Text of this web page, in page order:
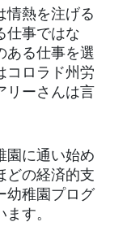
情熱を注げる
仕事ではな
ある仕事を選
コロラド州労
リーさんは言
園に通い始め
どの経済的支
幼稚園プログ
す。